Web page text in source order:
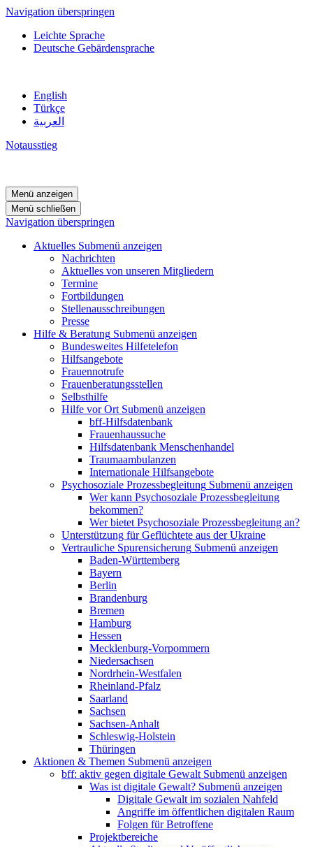
Navigation überspringen
Leichte Sprache
Deutsche Gebärdensprache
English
Türkçe
العربية
Notausstieg
Menü anzeigen
Menü schließen
Navigation überspringen
Aktuelles Submenü anzeigen
Nachrichten
Aktuelles von unseren Mitgliedern
Termine
Fortbildungen
Stellenausschreibungen
Presse
Hilfe & Beratung Submenü anzeigen
Bundesweites Hilfetelefon
Hilfsangebote
Frauennotrufe
Frauenberatungsstellen
Selbsthilfe
Hilfe vor Ort Submenü anzeigen
bff-Hilfsdatenbank
Frauenhaussuche
Hilfsdatenbank Menschenhandel
Traumaambulanzen
Internationale Hilfsangebote
Psychosoziale Prozessbegleitung Submenü anzeigen
Wer kann Psychosoziale Prozessbegleitung
bekommen?
Wer bietet Psychosoziale Prozessbegleitung an?
Unterstützung für Geflüchtete aus der Ukraine
Vertrauliche Spurensicherung Submenü anzeigen
Baden-Württemberg
Bayern
Berlin
Brandenburg
Bremen
Hamburg
Hessen
Mecklenburg-Vorpommern
Niedersachsen
Nordrhein-Westfalen
Rheinland-Pfalz
Saarland
Sachsen
Sachsen-Anhalt
Schleswig-Holstein
Thüringen
Aktionen & Themen Submenü anzeigen
bff: aktiv gegen digitale Gewalt Submenü anzeigen
Was ist digitale Gewalt? Submenü anzeigen
Digitale Gewalt im sozialen Nahfeld
Angriffe im öffentlichen digitalen Raum
Folgen für Betroffene
Projektbereiche